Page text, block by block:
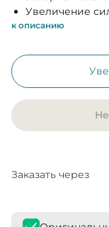
Увеличение
к описанию
Заказать через